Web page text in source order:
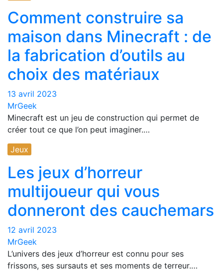
Comment construire sa
maison dans Minecraft : de
la fabrication d’outils au
choix des matériaux
13 avril 2023
MrGeek
Minecraft est un jeu de construction qui permet de
créer tout ce que l’on peut imaginer.…
Jeux
Les jeux d’horreur
multijoueur qui vous
donneront des cauchemars
12 avril 2023
MrGeek
L’univers des jeux d’horreur est connu pour ses
frissons, ses sursauts et ses moments de terreur.…